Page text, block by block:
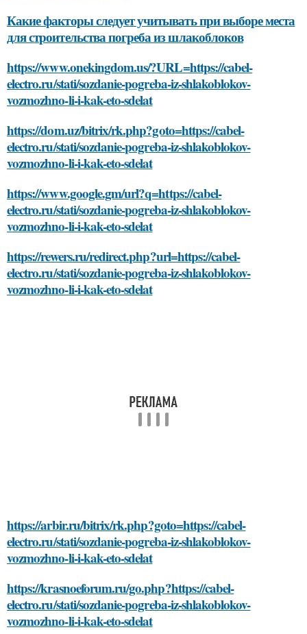
Какие факторы следует учитывать при выборе места
для строительства погреба из шлакоблоков
https://www.onekingdom.us/?URL=https://cabel-
electro.ru/stati/sozdanie-pogreba-iz-shlakoblokov-
vozmozhno-li-i-kak-eto-sdelat
https://dom.uz/bitrix/rk.php?goto=https://cabel-
electro.ru/stati/sozdanie-pogreba-iz-shlakoblokov-
vozmozhno-li-i-kak-eto-sdelat
https://www.google.gm/url?q=https://cabel-
electro.ru/stati/sozdanie-pogreba-iz-shlakoblokov-
vozmozhno-li-i-kak-eto-sdelat
https://rewers.ru/redirect.php?url=https://cabel-
electro.ru/stati/sozdanie-pogreba-iz-shlakoblokov-
vozmozhno-li-i-kak-eto-sdelat
https://arbir.ru/bitrix/rk.php?goto=https://cabel-
electro.ru/stati/sozdanie-pogreba-iz-shlakoblokov-
vozmozhno-li-i-kak-eto-sdelat
https://krasnoeforum.ru/go.php?https://cabel-
electro.ru/stati/sozdanie-pogreba-iz-shlakoblokov-
vozmozhno-li-i-kak-eto-sdelat